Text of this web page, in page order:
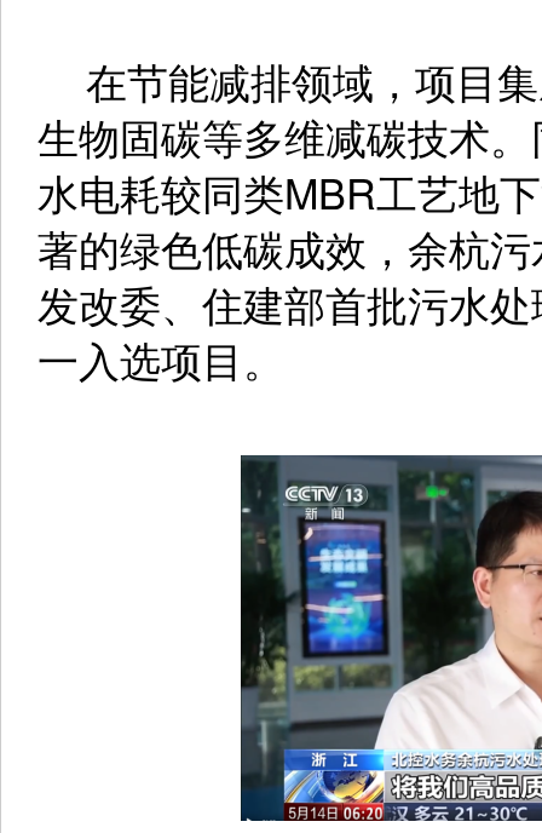
在节能减排领域，项目
生物固碳等多维减碳技术
水电耗较同类MBR工艺地
著的绿色低碳成效，余杭
发改委、住建部首批污水
一入选项目。